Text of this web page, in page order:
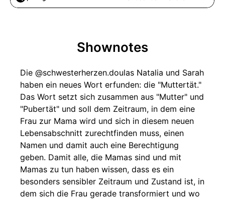
Shownotes
Die @schwesterherzen.doulas Natalia und Sarah
haben ein neues Wort erfunden: die "Muttertät."
Das Wort setzt sich zusammen aus "Mutter" und
"Pubertät" und soll dem Zeitraum, in dem eine
Frau zur Mama wird und sich in diesem neuen
Lebensabschnitt zurechtfinden muss, einen
Namen und damit auch eine Berechtigung
geben. Damit alle, die Mamas sind und mit
Mamas zu tun haben wissen, dass es ein
besonders sensibler Zeitraum und Zustand ist, in
dem sich die Frau gerade transformiert und wo